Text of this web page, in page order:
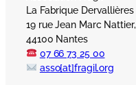
La Fabrique Dervallières
19 rue Jean Marc Nattier,
44100 Nantes
07 66 73 25 00
asso[at]fragil.org